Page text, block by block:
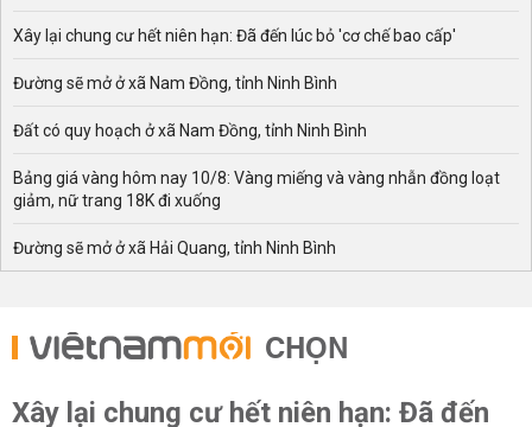
Xây lại chung cư hết niên hạn: Đã đến lúc bỏ 'cơ chế bao cấp'
Đường sẽ mở ở xã Nam Đồng, tỉnh Ninh Bình
Đất có quy hoạch ở xã Nam Đồng, tỉnh Ninh Bình
Bảng giá vàng hôm nay 10/8: Vàng miếng và vàng nhẫn đồng loạt
giảm, nữ trang 18K đi xuống
Đường sẽ mở ở xã Hải Quang, tỉnh Ninh Bình
CHỌN
Xây lại chung cư hết niên hạn: Đã đến